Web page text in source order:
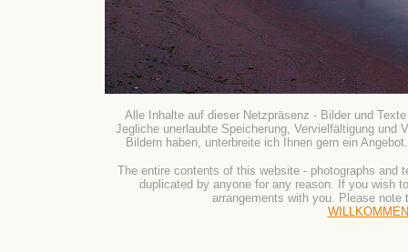
Alle Inhalte auf dieser Netzpräsenz - Bilder und
Jegliche unerlaubte Speicherung, Vervielfältigung und
Bildern haben, unterbreite ich Ihnen gern ein
The entire contents of this website - photographs and
duplicated by anyone for any reason. If you wish
arrangements with you. Please
WILLKOMMEN